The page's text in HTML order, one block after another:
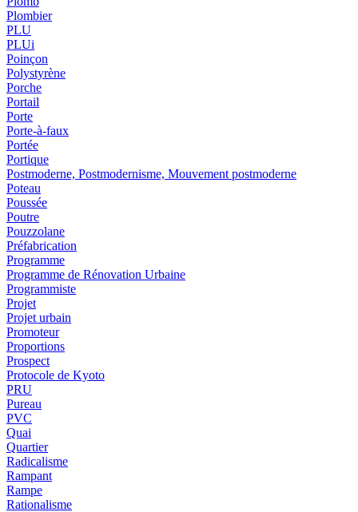
Plombier
PLU
PLUi
Poinçon
Polystyrène
Porche
Portail
Porte
Porte-à-faux
Portée
Portique
Postmoderne, Postmodernisme, Mouvement postmoderne
Poteau
Poussée
Poutre
Pouzzolane
Préfabrication
Programme
Programme de Rénovation Urbaine
Programmiste
Projet
Projet urbain
Promoteur
Proportions
Prospect
Protocole de Kyoto
PRU
Pureau
PVC
Quai
Quartier
Radicalisme
Rampant
Rampe
Rationalisme